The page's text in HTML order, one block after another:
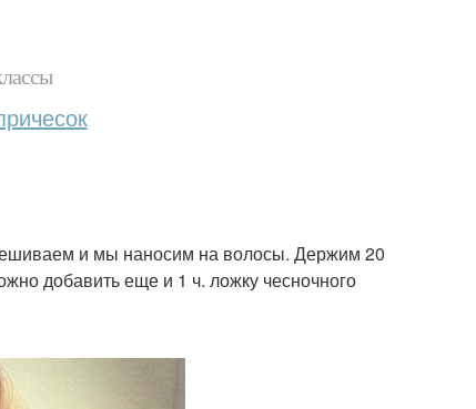
и мы наносим на волосы. Держим 20
добавить еще и 1 ч. ложку чесночного